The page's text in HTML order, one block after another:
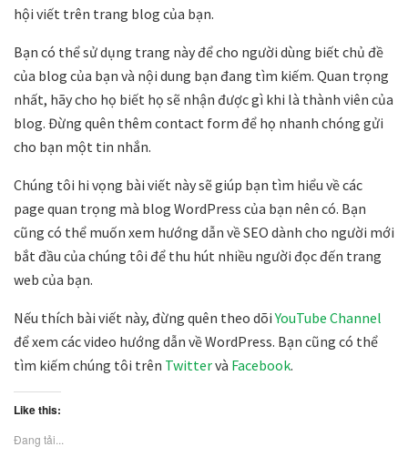
hội viết trên trang blog của bạn.
Bạn có thể sử dụng trang này để cho người dùng biết chủ đề
của blog của bạn và nội dung bạn đang tìm kiếm. Quan trọng
nhất, hãy cho họ biết họ sẽ nhận được gì khi là thành viên của
blog. Đừng quên thêm contact form để họ nhanh chóng gửi
cho bạn một tin nhắn.
Chúng tôi hi vọng bài viết này sẽ giúp bạn tìm hiểu về các
page quan trọng mà blog WordPress của bạn nên có. Bạn
cũng có thể muốn xem hướng dẫn về SEO dành cho người mới
bắt đầu của chúng tôi để thu hút nhiều người đọc đến trang
web của bạn.
Nếu thích bài viết này, đừng quên theo dõiYouTube Channel
để xem các video hướng dẫn về WordPress. Bạn cũng có thể
tìm kiếm chúng tôi trên Twittervà Facebook.
Like this:
Đang tải...